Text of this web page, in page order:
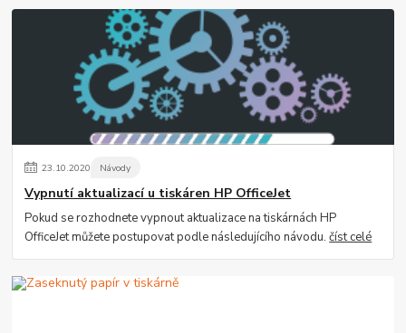
23.10.2020 Návody
Vypnutí aktualizací u tiskáren HP OfficeJet
Pokud se rozhodnete vypnout aktualizace na tiskárnách HP
OfficeJet můžete postupovat podle následujícího návodu.číst celé